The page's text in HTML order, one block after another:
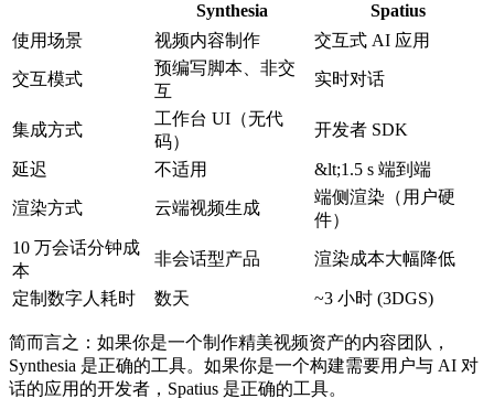
Synthesia
Spatius
使用场景
视频内容制作 交互式 AI 应用
交互模式
预编写脚本、非交
互
实时对话
集成方式
工作台 UI（无代
码）
开发者 SDK
延迟 不适用 &lt;1.5 s 端到端
渲染方式 云端视频生成
端侧渲染（用户硬
件）
10 万会话分钟成
本
非会话型产品 渲染成本大幅降低
定制数字人耗时 数天 ~3 小时 (3DGS)
简而言之：如果你是一个制作精美视频资产的内容团队，
Synthesia 是正确的工具。如果你是一个构建需要用户与 AI 对
话的应用的开发者，Spatius 是正确的工具。